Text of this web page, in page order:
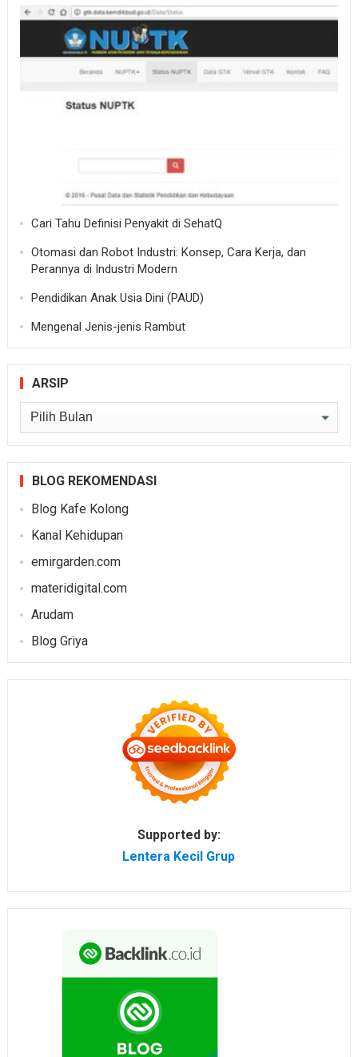
Cari Tahu Definisi Penyakit di SehatQ
Otomasi dan Robot Industri: Konsep, Cara Kerja, dan
Perannya di Industri Modern
Pendidikan Anak Usia Dini (PAUD)
Mengenal Jenis-jenis Rambut
ARSIP
Arsip
BLOG REKOMENDASI
Blog Kafe Kolong
Kanal Kehidupan
emirgarden.com
materidigital.com
Arudam
Blog Griya
Supported by:
Lentera Kecil Grup